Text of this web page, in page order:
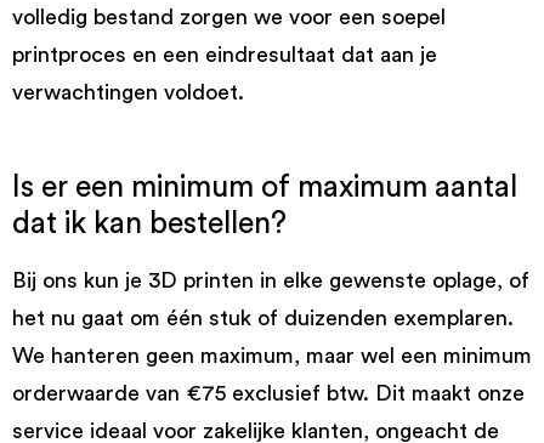
volledig bestand zorgen we voor een soepel
printproces en een eindresultaat dat aan je
verwachtingen voldoet.
Is er een minimum of maximum aantal
dat ik kan bestellen?
Bij ons kun je 3D printen in elke gewenste oplage, of
het nu gaat om één stuk of duizenden exemplaren.
We hanteren geen maximum, maar wel een minimum
orderwaarde van €75 exclusief btw. Dit maakt onze
service ideaal voor zakelijke klanten, ongeacht de